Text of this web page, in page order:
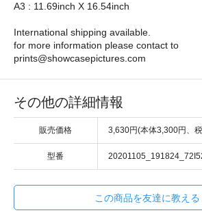
A3 : 11.69inch X 16.54inch
International shipping available.
for more information please contact to
prints@showcasepictures.com
その他の詳細情報
販売価格 3,630円(本体3,300円、
型番
この商品を友達に教える